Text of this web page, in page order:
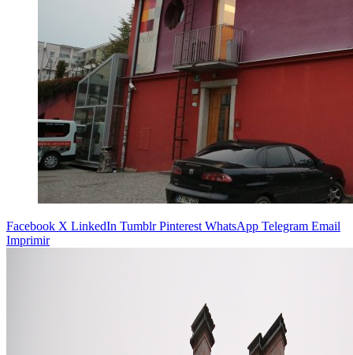
Facebook X LinkedIn Tumblr Pinterest WhatsApp Telegram Email
Imprimir